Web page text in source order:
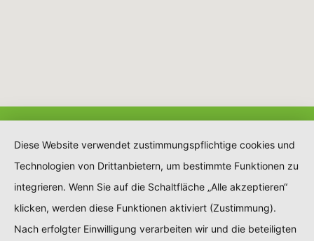
Diese Website verwendet zustimmungspflichtige cookies und
Technologien von Drittanbietern, um bestimmte Funktionen zu
integrieren. Wenn Sie auf die Schaltfläche „Alle akzeptieren“
klicken, werden diese Funktionen aktiviert (Zustimmung).
Nach erfolgter Einwilligung verarbeiten wir und die beteiligten